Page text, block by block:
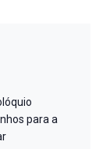
para a